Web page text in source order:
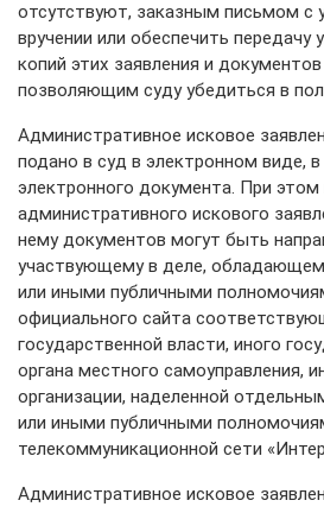
отсутствуют, заказным письмом с
вручении или обеспечить передачу
копий этих заявления и
позволяющим суду убедиться в
Административное исковое
подано в суд в электронном виде,
электронного документа. При этом
административного искового
нему документов могут быть
участвующему в деле,
или иными публичными
официального сайта
государственной власти, иного
органа местного самоуправления,
организации, наделенной
или иными публичными
телекоммуникационной сети
Административное исковое